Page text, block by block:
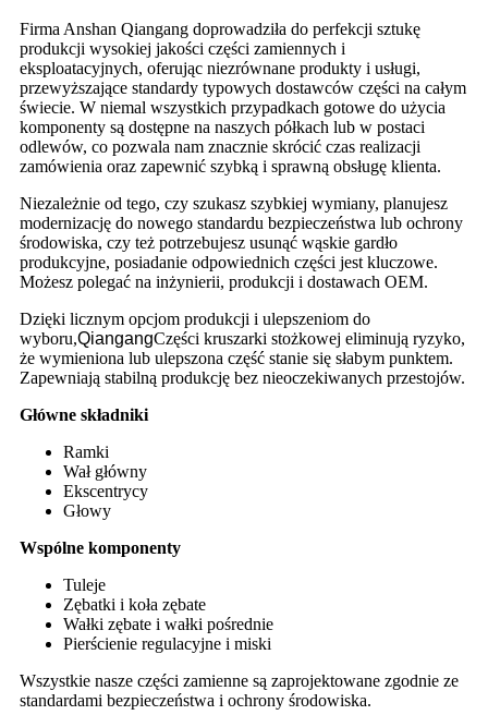
Firma Anshan Qiangang doprowadziła do perfekcji sztukę
produkcji wysokiej jakości części zamiennych i
eksploatacyjnych, oferując niezrównane produkty i usługi,
przewyższające standardy typowych dostawców części na całym
świecie. W niemal wszystkich przypadkach gotowe do użycia
komponenty są dostępne na naszych półkach lub w postaci
odlewów, co pozwala nam znacznie skrócić czas realizacji
zamówienia oraz zapewnić szybką i sprawną obsługę klienta.
Niezależnie od tego, czy szukasz szybkiej wymiany, planujesz
modernizację do nowego standardu bezpieczeństwa lub ochrony
środowiska, czy też potrzebujesz usunąć wąskie gardło
produkcyjne, posiadanie odpowiednich części jest kluczowe.
Możesz polegać na inżynierii, produkcji i dostawach OEM.
Dzięki licznym opcjom produkcji i ulepszeniom do
wyboru,QiangangCzęści kruszarki stożkowej eliminują ryzyko,
że wymieniona lub ulepszona część stanie się słabym punktem.
Zapewniają stabilną produkcję bez nieoczekiwanych przestojów.
Główne składniki
Ramki
Wał główny
Ekscentrycy
Głowy
Wspólne komponenty
Tuleje
Zębatki i koła zębate
Wałki zębate i wałki pośrednie
Pierścienie regulacyjne i miski
Wszystkie nasze części zamienne są zaprojektowane zgodnie ze
standardami bezpieczeństwa i ochrony środowiska.